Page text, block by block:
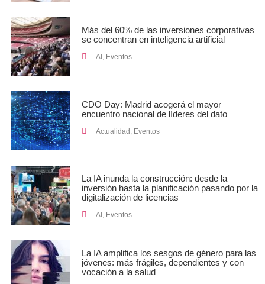
Más del 60% de las inversiones corporativas
se concentran en inteligencia artificial
AI , Eventos
CDO Day: Madrid acogerá el mayor
encuentro nacional de líderes del dato
Actualidad, Eventos
La IA inunda la construcción: desde la
inversión hasta la planificación pasando por la
digitalización de licencias
AI , Eventos
La IA amplifica los sesgos de género para las
jóvenes: más frágiles, dependientes y con
vocación a la salud